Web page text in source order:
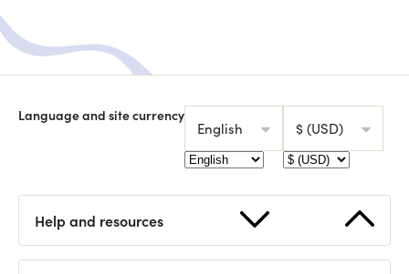
Language and site currency
English $ (USD)
Help and resources